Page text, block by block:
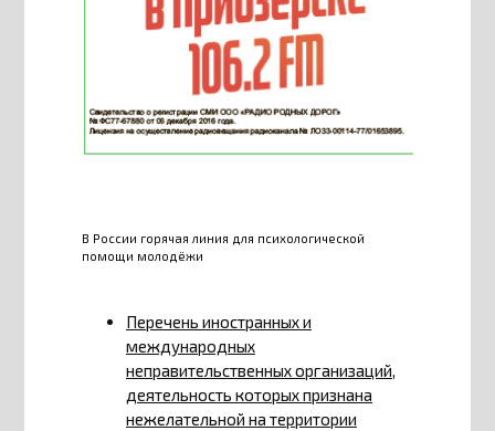
В России горячая линия для психологической
помощи молодёжи
Перечень иностранных и
международных
неправительственных организаций,
деятельность которых признана
нежелательной на территории